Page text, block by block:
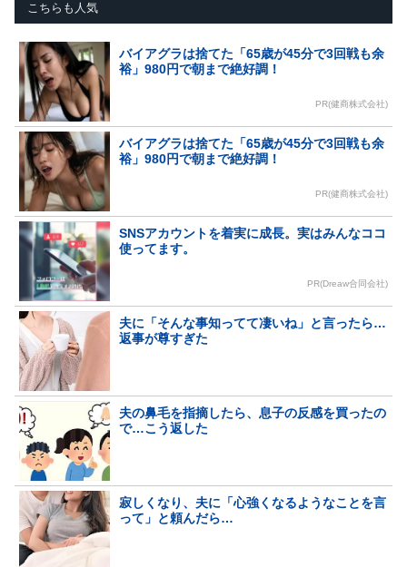
こちらも人気
バイアグラは捨てた「65歳が45分で3回戦も余
裕」980円で朝まで絶好調！
PR(健商株式会社)
バイアグラは捨てた「65歳が45分で3回戦も余
裕」980円で朝まで絶好調！
PR(健商株式会社)
SNSアカウントを着実に成長。実はみんなココ
使ってます。
PR(Dreaw合同会社)
夫に「そんな事知ってて凄いね」と言ったら…
返事が尊すぎた
夫の鼻毛を指摘したら、息子の反感を買ったの
で…こう返した
寂しくなり、夫に「心強くなるようなことを言
って」と頼んだら…